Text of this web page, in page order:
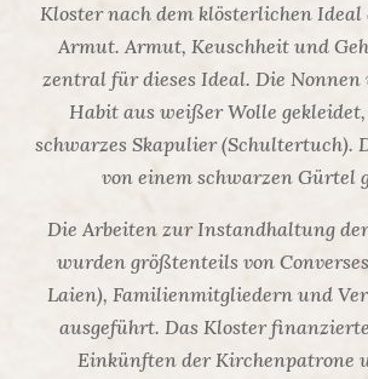
Kloster nach dem klösterlichen
Armut. Armut, Keuschheit und
zentral für dieses Ideal. Die
Habit aus weißer Wolle
schwarzes Skapulier (Schultertuch).
von einem schwarzen Gürtel
Die Arbeiten zur Instandhaltung
wurden größtenteils von
Laien), Familienmitgliedern und
ausgeführt. Das Kloster
Einkünften der Kirchenpatrone